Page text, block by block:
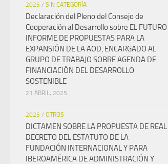
2025 / SIN CATEGORÍA
Declaración del Pleno del Consejo de
Cooperación al Desarrollo sobre EL FUTURO
INFORME DE PROPUESTAS PARA LA
EXPANSIÓN DE LA AOD, ENCARGADO AL
GRUPO DE TRABAJO SOBRE AGENDA DE
FINANCIACIÓN DEL DESARROLLO
SOSTENIBLE
21 ABRIL, 2025
2025 / OTROS
DICTAMEN SOBRE LA PROPUESTA DE REAL
DECRETO DEL ESTATUTO DE LA
FUNDACIÓN INTERNACIONAL Y PARA
IBEROAMÉRICA DE ADMINISTRACIÓN Y